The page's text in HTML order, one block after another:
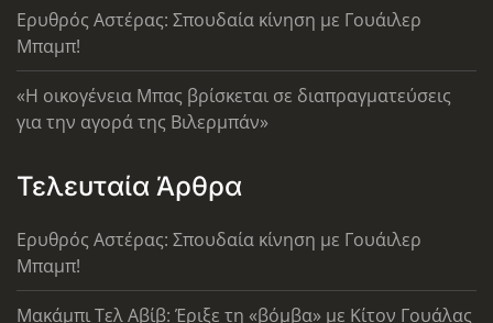
Ερυθρός Αστέρας: Σπουδαία κίνηση με Γουάιλερ
Μπαμπ!
«Η οικογένεια Μπας βρίσκεται σε διαπραγματεύσεις
για την αγορά της Βιλερμπάν»
Τελευταία Άρθρα
Ερυθρός Αστέρας: Σπουδαία κίνηση με Γουάιλερ
Μπαμπ!
Μακάμπι Τελ Αβίβ: Έριξε τη «βόμβα» με Κίτον Γουάλας